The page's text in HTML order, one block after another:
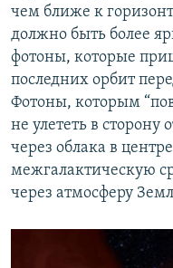
чем ближе к
должно быть более
фотоны, которые
последних орбит
Фотоны, которым
не улететь в сторону
через облака в
межгалактическую
через атмосферу